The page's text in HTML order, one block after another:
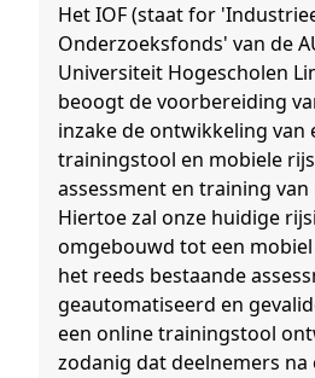
Het IOF (staat for
Onderzoeksfonds' van de
Universiteit Hogescholen
beoogt de voorbereiding
inzake de ontwikkeling van
trainingstool en mobiele
assessment en training
Hiertoe zal onze huidige
omgebouwd tot een mobiel
het reeds bestaande
geautomatiseerd en
een online trainingstool
zodanig dat deelnemers na